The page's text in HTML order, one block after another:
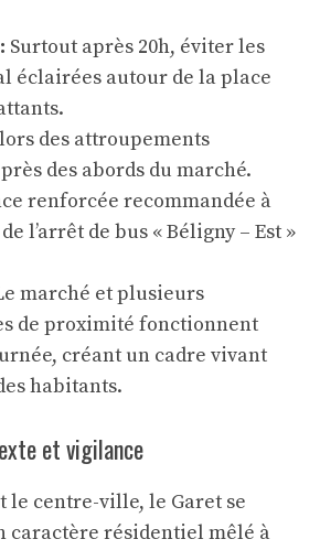
Surtout après 20h, éviter les
éclairées autour de la place
des attroupements
des abords du marché.
renforcée recommandée à
l’arrêt de bus « Béligny – Est »
marché et plusieurs
de proximité fonctionnent
créant un cadre vivant
habitants.
et vigilance
le centre-ville, le Garet se
caractère résidentiel mêlé à